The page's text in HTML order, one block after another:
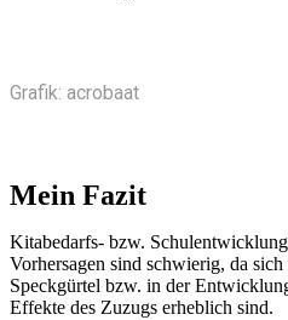
Grafik: acrobaat
Mein Fazit
Kitabedarfs- bzw.
Vorhersagen sind schwierig, da
Speckgürtel bzw. in der
Effekte des Zuzugs erheblich sind.